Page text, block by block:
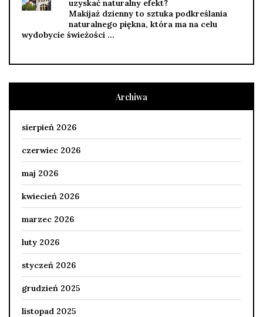
uzyskać naturalny efekt?
Makijaż dzienny to sztuka podkreślania
naturalnego piękna, która ma na celu
wydobycie świeżości …
Archiwa
sierpień 2026
czerwiec 2026
maj 2026
kwiecień 2026
marzec 2026
luty 2026
styczeń 2026
grudzień 2025
listopad 2025